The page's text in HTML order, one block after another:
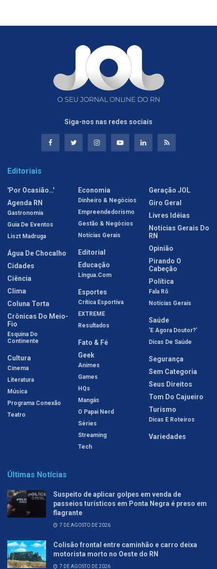
Siga-nos nas redes sociais
Editoriais
'Por Ocasião…'
Agenda RN
Gastronomia
Guia De Eventos
Liszt Madruga
Água De Chocalho
Cidades
Ciência
Clima
Coluna Torta
Crônicas Do Meio-
Fio
Esquina Do
Continente
Cultura
Cinema
Literatura
Música
Programa Conexão
Teatro
Economia
Dinheiro & Negócios
Empreendedorismo
Gestão & Negócios
Notícias Gerais
Editorial
Educação
Língua.com
Esportes
Crítica Esportiva
EXTREME
Resultados
Fato & Fé
Geek
Animes
Games
HQs
Mangás
O Papai Nerd
Séries
Streaming
Tech
Geração JOL
Giro Geral
Livres Idéias
Notícias Gerais Do
RN
Opinião
Pirando O
Cabeção
Política
Fala Rô
Notícias Gerais
Saúde
'E Agora Doutor?'
Dicas De Saúde
Segurança
Sem Categoria
Seus Direitos
Tom Do Cajueiro
Turismo
Dicas E Roteiros
Variedades
Últimas Notícias
Suspeito de aplicar golpes em venda de
passeios turísticos em Ponta Negra é preso em
flagrante
7 DE AGOSTO DE 2026
Colisão frontal entre caminhão e carro deixa
motorista morto no Oeste do RN
7 DE AGOSTO DE 2026